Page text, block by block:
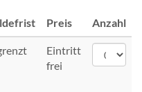
Preis Anzahl
Eintritt
frei